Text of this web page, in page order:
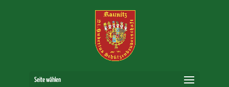
Seite wählen